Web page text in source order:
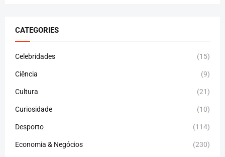
CATEGORIES
Celebridades (15)
Ciência (9)
Cultura (21)
Curiosidade (10)
Desporto (114)
Economia & Negócios (230)